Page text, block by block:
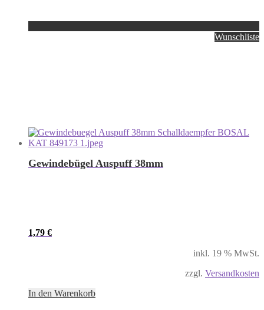
Wunschliste
Gewindebügel Auspuff 38mm
1,79 €
inkl. 19 % MwSt.
zzgl. Versandkosten
In den Warenkorb